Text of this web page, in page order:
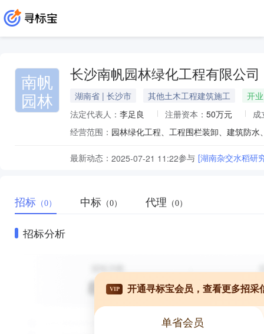
南帆
园林
长沙南帆园林绿化工程有限公司
湖南省 | 长沙市 其他土木工程建筑施工
开业
法定代表人： 李足良 注册资本： 50万元
成
经营范围：
最新动态： 2025-07-21 11:22参与 [湖南杂交水稻研
招标 （0） 中标 （0） 代理 （0）
招标分析
VIP 开通寻标宝会员，查看更多招采
单省会员